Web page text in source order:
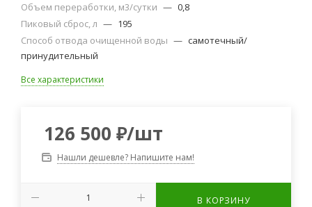
Объем переработки, м3/сутки — 0,8
Пиковый сброс, л — 195
Способ отвода очищенной воды — самотечный/
принудительный
Все характеристики
126 500 ₽/шт
Нашли дешевле? Напишите нам!
В КОРЗИНУ